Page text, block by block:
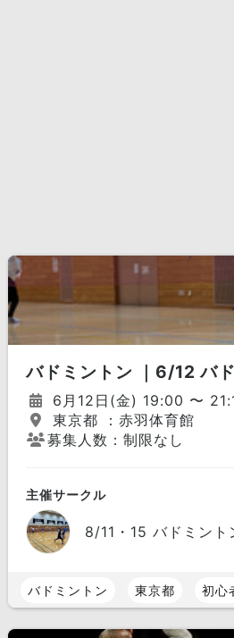
バドミントン ｜6/12 バ
6月12日(金) 19:00 〜
東京都 ：赤羽体育館
募集人数：制限なし
主催サークル
8/11・15 バドミント
バドミントン 東京都 初心